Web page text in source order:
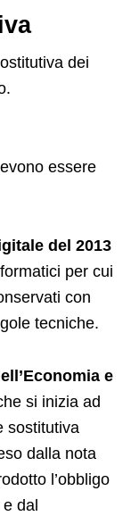
dei
essere
del 2013
per cui
con
tecniche.
e
si inizia ad
sostitutiva
dalla nota
l’obbligo
dal